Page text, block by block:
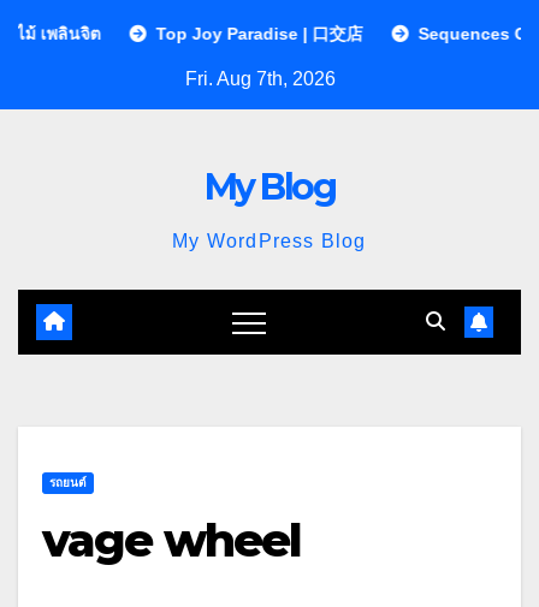
Top Joy Paradise | 口交店 Sequences Clinic คลินิกกา
Fri. Aug 7th, 2026
My Blog
My WordPress Blog
รถยนต์
vage wheel